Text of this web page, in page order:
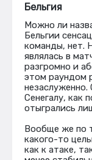
Бельгия
Можно ли
Бельгии
команды, нет.
являлась в
разгромно и
этом раундом
незаслуженно.
Сенегалу, как
отыгрались
Вообще же по
какого-то
как к атаке,